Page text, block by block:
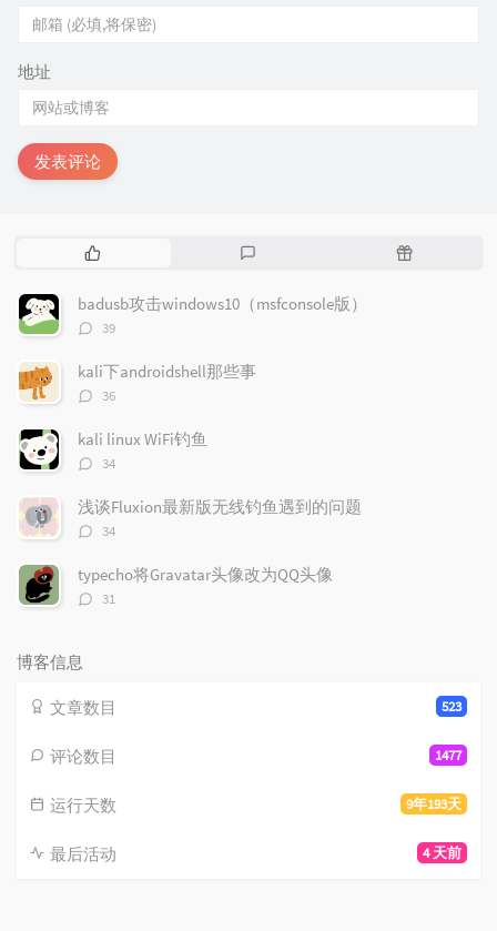
地址
发表评论
热
文
章
随
badusb攻击windows10（msfconsole版）
评
数：
39
kali下androidshell那些事
评
数：
36
kali linux WiFi钓鱼
评
数：
34
浅谈Fluxion最新版无线钓鱼遇到的问题
评
数：
34
typecho将Gravatar头像改为QQ头像
评
31
博客信息
523
文章数目
1477
评论数目
9年193天
运行天数
4 天前
最后活动